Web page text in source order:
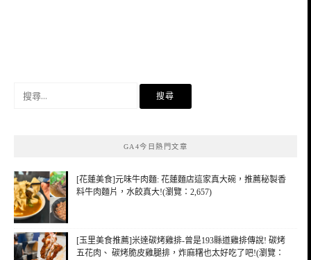
GA4今日熱門文章
[花蓮美食]元味牛肉麵: 花蓮麵店這家真大碗，推薦秘製香
料牛肉麵片，水餃真大!(瀏覽：2,657)
[玉里美食推薦]米達碳烤雞排-曾是193縣道雞排傳說! 碳烤
五花肉、 碳烤脆皮雞腿排，炸麻糬也太好吃了吧!(瀏覽：